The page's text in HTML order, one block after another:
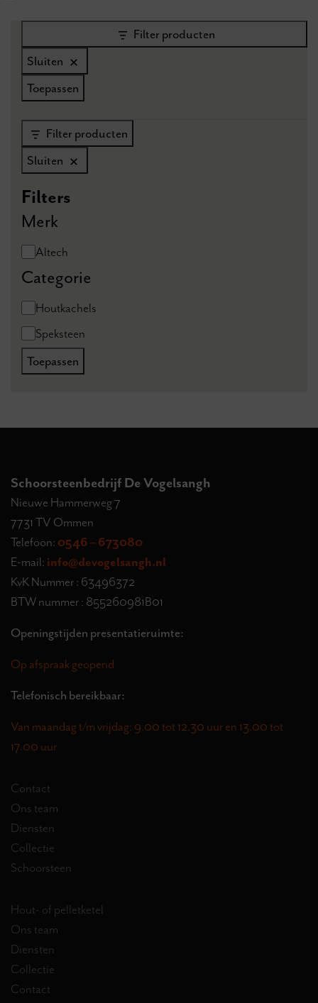
Filter producten
Sluiten
Toepassen
Filter producten
Sluiten
Filters
Merk
MerkAltech
Categorie
Categorie
Houtkachels
Speksteen
Toepassen
Schoorsteenbedrijf De Vogelsangh
Nieuwe Hammerweg 7
7731 TV Ommen
Telefoon: 0546 – 673080
E-mail: info@devogelsangh.nl
KvK Nummer : 63496372
BTW nummer : 855260981B01
Openingstijden presentatieruimte:
Op afspraak geopend
Telefonisch bereikbaar:
Van maandag t/m vrijdag: 9.00 tot 12.30 uur en 13.00 tot
17.00 uur
Contact
Ons team
Diensten
Collectie
Schoorsteen
Hout- of pelletketel
Ons team
Diensten
Collectie
Contact